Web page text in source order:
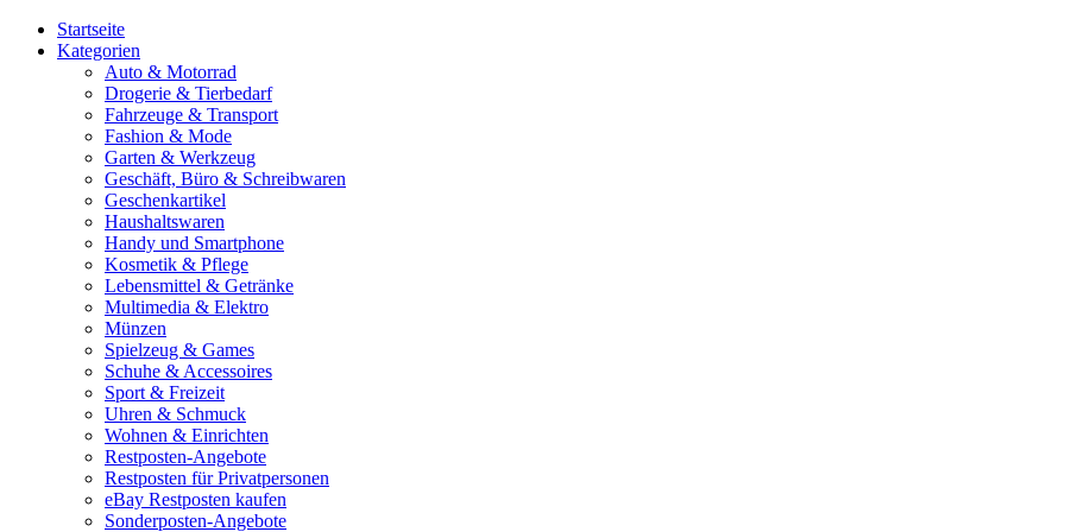
Startseite
Kategorien
Auto & Motorrad
Drogerie & Tierbedarf
Fahrzeuge & Transport
Fashion & Mode
Garten & Werkzeug
Geschäft, Büro & Schreibwaren
Geschenkartikel
Haushaltswaren
Handy und Smartphone
Kosmetik & Pflege
Lebensmittel & Getränke
Multimedia & Elektro
Münzen
Spielzeug & Games
Schuhe & Accessoires
Sport & Freizeit
Uhren & Schmuck
Wohnen & Einrichten
Restposten-Angebote
Restposten für Privatpersonen
eBay Restposten kaufen
Sonderposten-Angebote